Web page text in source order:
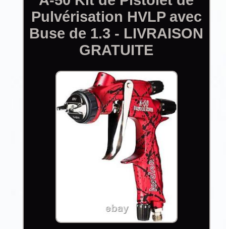
Pulvérisation HVLP avec
Buse de 1.3 - LIVRAISON
GRATUITE